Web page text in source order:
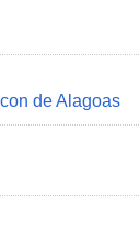
de Alagoas